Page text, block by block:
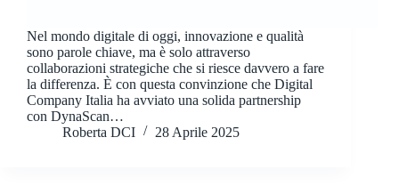
Nel mondo digitale di oggi, innovazione e qualità
sono parole chiave, ma è solo attraverso
collaborazioni strategiche che si riesce davvero a fare
la differenza. È con questa convinzione che Digital
Company Italia ha avviato una solida partnership
con DynaScan…
Roberta DCI
28 Aprile 2025